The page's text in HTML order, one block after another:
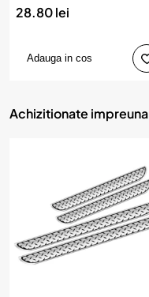
28.80 lei
Adauga in cos
Achizitionate impreuna